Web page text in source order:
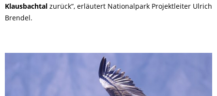
Klausbachtal zurück“, erläutert Nationalpark Projektleiter Ulrich
Brendel.